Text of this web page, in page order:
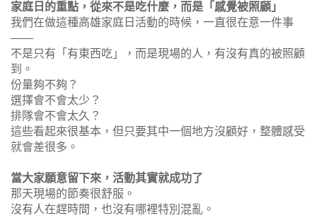
家庭日的重點，從來不是吃什麼，而是「感覺被照顧」
我們在做這種高雄家庭日活動的時候，一直很在意一件事
——
不是只有「有東西吃」，而是現場的人，有沒有真的被照顧
到。
份量夠不夠？
選擇會不會太少？
排隊會不會太久？
這些看起來很基本，但只要其中一個地方沒顧好，整體感受
就會差很多。
當大家願意留下來，活動其實就成功了
那天現場的節奏很舒服。
沒有人在趕時間，也沒有哪裡特別混亂。